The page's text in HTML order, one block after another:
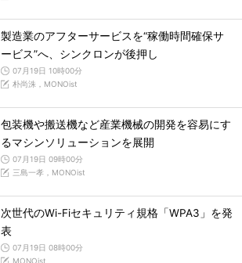
製造業のアフターサービスを“稼働時間確保サ
ービス”へ、シンクロンが後押し
07月19日 10時00分
朴尚洙，MONOist
包装機や搬送機など産業機械の開発を容易にす
るマシンソリューションを展開
07月19日 09時00分
三島一孝，MONOist
次世代のWi-Fiセキュリティ規格「WPA3」を発
表
07月19日 08時00分
MONOist